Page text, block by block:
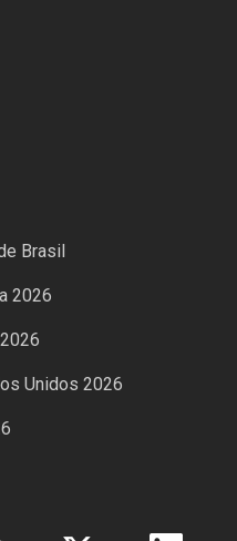
Brasil
2026
Unidos 2026